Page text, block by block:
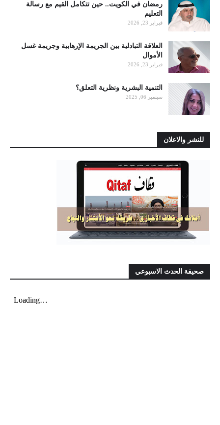
رمضان في الكويت.. حين تتكامل القيم مع رسالة
التعليم
فبراير 23, 2026
العلاقة التبادلية بين الجريمة الإرهابية وجريمة غسل
الأموال
فبراير 23, 2026
التنمية البشرية ونظرية التعلق؟
سبتمبر 06, 2025
للنشر والاعلان
صحيفة الحدث الاسبوعي